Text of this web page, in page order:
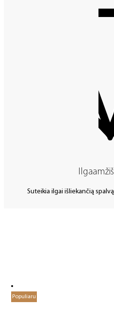
Suteikia ilgai išliekančią
Populiaru